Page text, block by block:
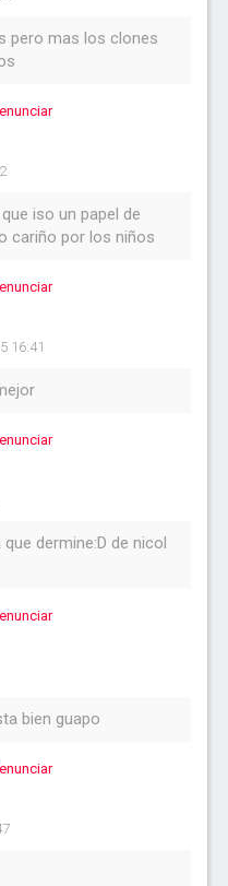
pero mas los clones
iso un papel de
cariño por los niños
16:41
dermine:D de nicol
bien guapo